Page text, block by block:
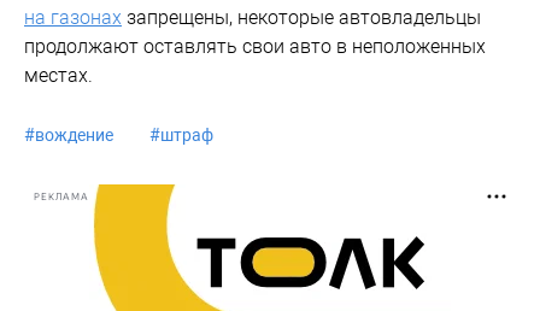
на газонах запрещены, некоторые автовладельцы
продолжают оставлять свои авто в неположенных
местах.
#вождение #штраф
РЕКЛАМА